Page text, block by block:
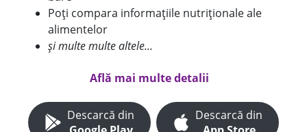
Poți compara informațiile nutriționale ale
alimentelor
și multe multe altele...
Află mai multe detalii
Descarcă din
Descarcă din